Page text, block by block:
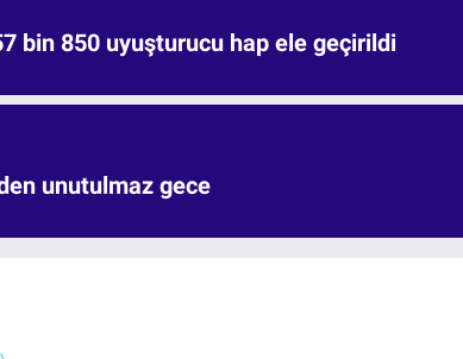
bin 850 uyuşturucu hap ele geçirildi
unutulmaz gece